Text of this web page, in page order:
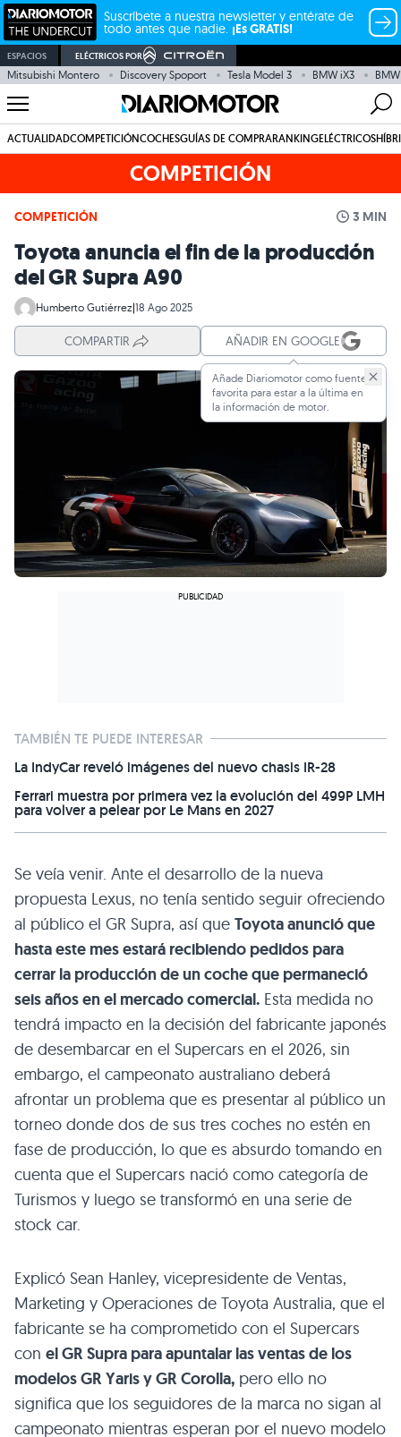
Suscríbete a nuestra newsletter y entérate de
todo antes que nadie. ¡Es GRATIS!
ESPACIOS ELÉCTRICOS POR
Mitsubishi Montero Discovery Spoport Tesla Model 3 BMW iX3
ACTUALIDADCOMPETICIÓNCOCHESGUÍAS DE COMPRARANKINGELÉCTRICOS
COMPETICIÓN
COMPETICIÓN 3 MIN
Toyota anuncia el fin de la producción
del GR Supra A90
Humberto Gutiérrez|18 Ago 2025
COMPARTIR AÑADIR EN GOOGLE
Añade Diariomotor como fuente
favorita para estar a la última en
la información de motor.
TAMBIÉN TE PUEDE INTERESAR
La IndyCar reveló imágenes del nuevo chasis IR-28
Ferrari muestra por primera vez la evolución del 499P LMH
para volver a pelear por Le Mans en 2027
Se veía venir. Ante el desarrollo de la nueva
propuesta Lexus, no tenía sentido seguir ofreciendo
al público el GR Supra, así que Toyota anunció que
hasta este mes estará recibiendo pedidos para
cerrar la producción de un coche que permaneció
seis años en el mercado comercial. Esta medida no
tendrá impacto en la decisión del fabricante japonés
de desembarcar en el Supercars en el 2026, sin
embargo, el campeonato australiano deberá
afrontar un problema que es presentar al público un
torneo donde dos de sus tres coches no estén en
fase de producción, lo que es absurdo tomando en
cuenta que el Supercars nació como categoría de
Turismos y luego se transformó en una serie de
stock car.
Explicó Sean Hanley, vicepresidente de Ventas,
Marketing y Operaciones de Toyota Australia, que el
fabricante se ha comprometido con el Supercars
con el GR Supra para apuntalar las ventas de los
modelos GR Yaris y GR Corolla, pero ello no
significa que los seguidores de la marca no sigan al
campeonato mientras esperan por el nuevo modelo